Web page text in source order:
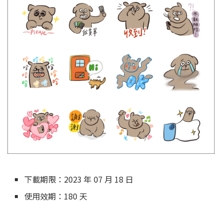
下載期限：2023 年 07 月 18 日
使用效期：180 天